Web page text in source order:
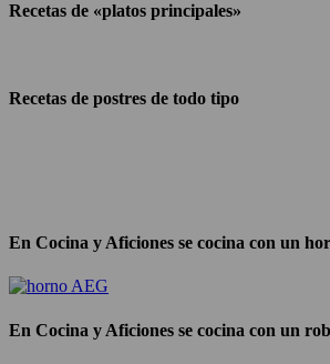
Recetas de «platos principales»
Recetas de postres de todo tipo
En Cocina y Aficiones se cocina con un
En Cocina y Aficiones se cocina con un